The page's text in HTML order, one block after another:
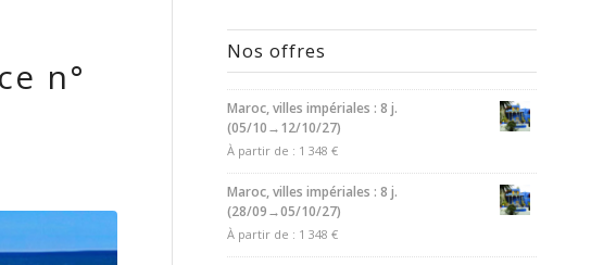
n°
Nos offres
Maroc, villes impériales : 8 j.
(05/10→12/10/27)
À partir de : 1 348€
Maroc, villes impériales : 8 j.
(28/09→05/10/27)
À partir de : 1 348€